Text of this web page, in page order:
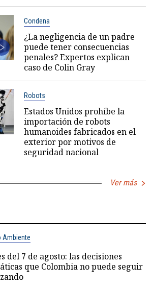
Condena
¿La negligencia de un padre
puede tener consecuencias
penales? Expertos explican
caso de Colin Gray
Robots
Estados Unidos prohíbe la
importación de robots
humanoides fabricados en el
exterior por motivos de
seguridad nacional
Ver más
Ambiente
del 7 de agosto: las decisiones
que Colombia no puede seguir